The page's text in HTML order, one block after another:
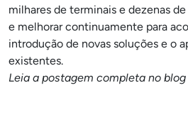
milhares de terminais e dezenas
e melhorar continuamente para
introdução de novas soluções e o
existentes.
Leia a postagem completa no blog